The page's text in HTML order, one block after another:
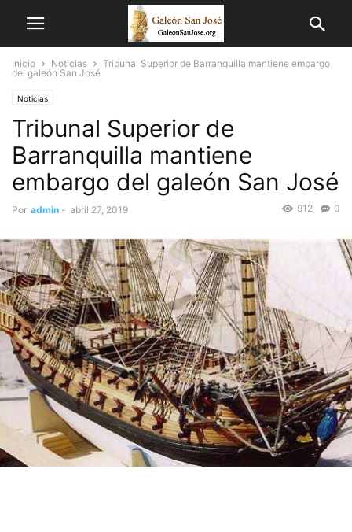
Inicio Noticias
Tribunal Superior de Barranquilla mantiene embargo
del galeón San José
Noticias
Tribunal Superior de
Barranquilla mantiene
embargo del galeón San José
Por admin - abril 27, 2019 0
912